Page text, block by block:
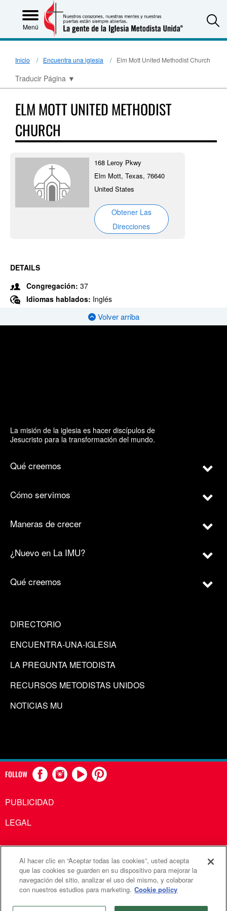
Menú
Inicio Encuentra una iglesia Elm Mott United Methodist Church
Traducir Página ▼
ELM MOTT UNITED METHODIST
CHURCH
168 Leroy Pkwy
Elm Mott, Texas, 76640
United States
Obtener Las
Direcciones
DETAILS
Congregación: 37
Idiomas hablados: Inglés
Volver arriba
La misión de la iglesia es hacer discípulos de
Jesucristo para la transformación del mundo.
Qué creemos
Cómo servimos
Maneras de crecer
¿Nuevo en La IMU?
Qué creemos
DIRECTORIO
ENCUENTRA-UNA-IGLESIA
LA PREGUNTA METODISTA
RECURSOS METODISTAS UNIDOS
NOTICIAS MU
FOLLOW
PUBLICIDAD
LEGAL
Comunicaciones Metodistas Unidas es una agencia de la
Iglesia Metodista Unida
©2026Comunicaciones Metodistas Unidas. Reservados
todos los derechos
Al hacer clic en “Aceptar todas las cookies”, usted acepta
que las cookies se guarden en su dispositivo para mejorar la
navegación del sitio, analizar el uso del mismo, y colaborar
con nuestros estudios para marketing. Cookie policy